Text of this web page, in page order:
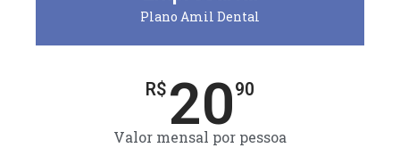
Plano Amil Dental
R$ 2090
Valor mensal por pessoa